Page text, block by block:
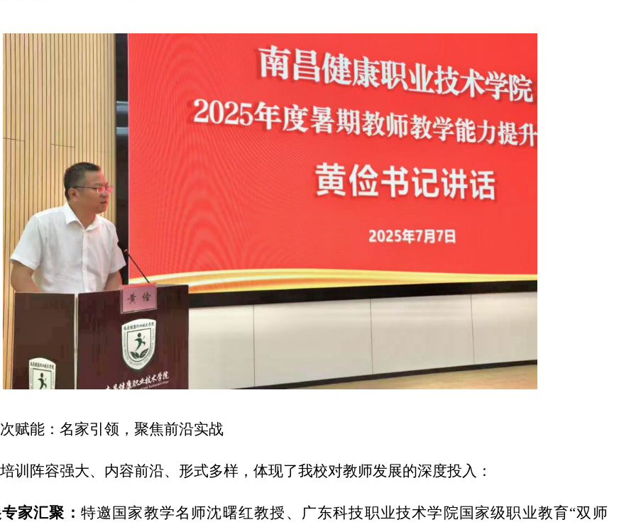
赋能：名家引领，聚焦前沿实战
训阵容强大、内容前沿、形式多样，体现了我校对教师发展的深度投入：
家汇聚 ： 特邀国家教学名师沈曙红教授、广东科技职业技术学院国家级职业教育“双师